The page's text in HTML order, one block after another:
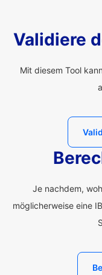
Validiere
Mit diesem Tool
Je nachdem,
möglicherweise eine